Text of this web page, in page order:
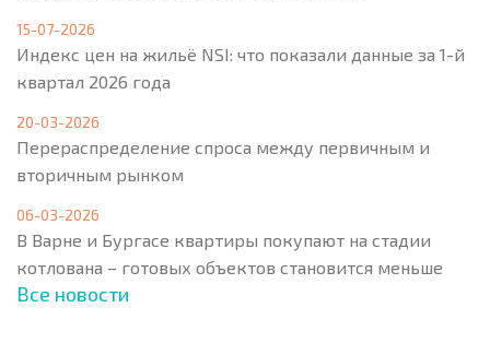
15-07-2026
Индекс цен на жильё NSI: что показали данные за 1-й
квартал 2026 года
20-03-2026
Перераспределение спроса между первичным и
вторичным рынком
06-03-2026
В Варне и Бургасе квартиры покупают на стадии
котлована – готовых объектов становится меньше
Все новости